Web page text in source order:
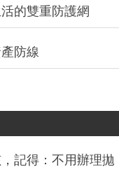
的雙重防護網
防線
記得：不用辦理拋